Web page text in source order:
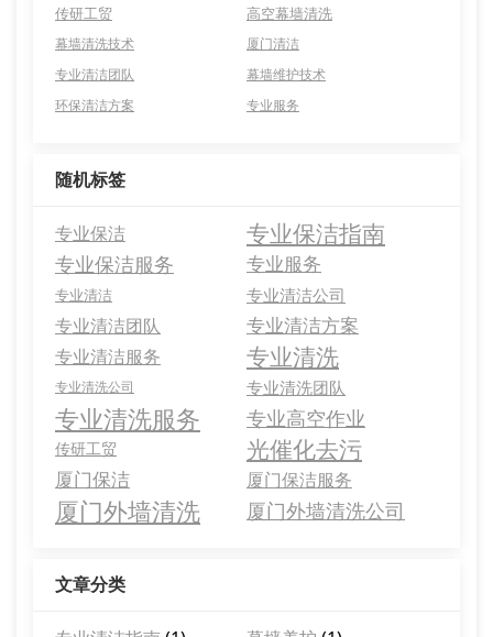
传研工贸
高空幕墙清洗
幕墙清洗技术
厦门清洁
专业清洁团队
幕墙维护技术
环保清洁方案
专业服务
随机标签
专业保洁 专业保洁指南
专业保洁服务 专业服务
专业清洁 专业清洁公司
专业清洁团队 专业清洁方案
专业清洁服务 专业清洗
专业清洗公司 专业清洗团队
专业清洗服务 专业高空作业
传研工贸 光催化去污
厦门保洁 厦门保洁服务
厦门外墙清洗 厦门外墙清洗公司
文章分类